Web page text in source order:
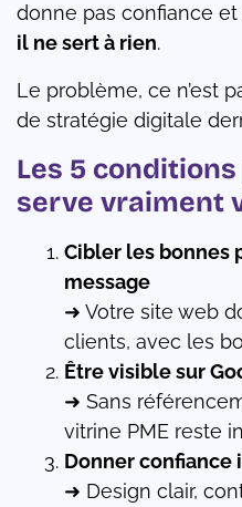
donne pas confiance
il ne sert à rien.
Le problème, ce n’est
de stratégie digitale
Les 5
serve vraiment
Cibler les bonnes
message
➜ Votre site web
clients, avec les
Être visible sur
➜ Sans
vitrine PME reste
Donner
➜ Design clair,